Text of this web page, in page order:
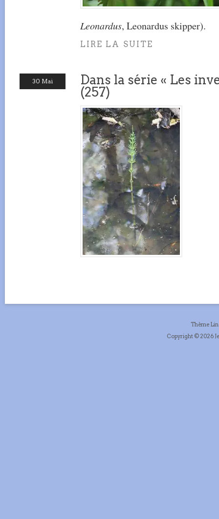
Leonardus, Leonardus skipper).
LIRE LA SUITE
30 Mai
Dans la série « Les
(257)
Thème
Copyright © 2026